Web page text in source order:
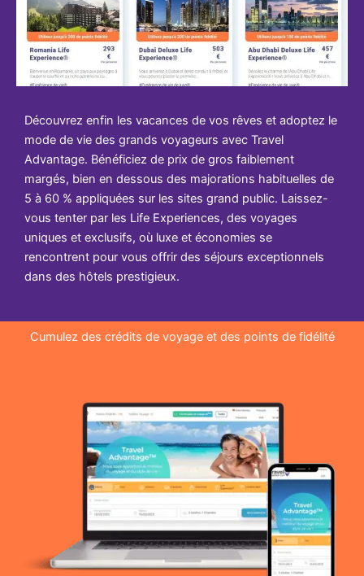
Découvrez enfin les vacances de vos rêves et adoptez le
mode de vie des grands voyageurs avec Travel
Advantage. Bénéficiez de prix de gros faiblement
margés, bien en dessous des majorations habituelles de
5 à 60 % appliquées sur les sites grand public. Laissez-
vous tenter par les Life Experiences, des voyages
uniques et exclusifs, où luxe et économies se
rencontrent pour vous offrir des séjours exceptionnels
dans des hôtels prestigieux.
Cumulez des crédits de voyage et des points de fidélité